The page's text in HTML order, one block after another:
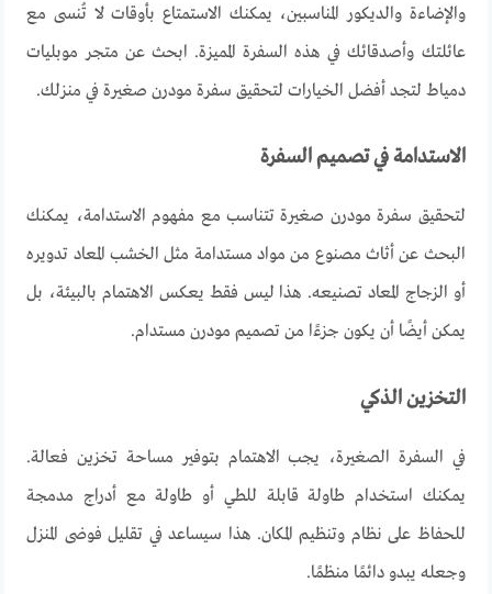
والإضاءة والديكور المناسبين، يمكنك الاستمتاع بأوقات لا تُنسى مع
عائلتك وأصدقائك في هذه السفرة المميزة. ابحث عن متجر موبليات
دمياط لتجد أفضل الخيارات لتحقيق سفرة مودرن صغيرة في منزلك.
الاستدامة في تصميم السفرة
لتحقيق سفرة مودرن صغيرة تتناسب مع مفهوم الاستدامة، يمكنك
البحث عن أثاث مصنوع من مواد مستدامة مثل الخشب المعاد تدويره
أو الزجاج المعاد تصنيعه. هذا ليس فقط يعكس الاهتمام بالبيئة، بل
يمكن أيضًا أن يكون جزءًا من تصميم مودرن مستدام.
التخزين الذكي
في السفرة الصغيرة، يجب الاهتمام بتوفير مساحة تخزين فعالة.
يمكنك استخدام طاولة قابلة للطي أو طاولة مع أدراج مدمجة
للحفاظ على نظام وتنظيم المكان. هذا سيساعد في تقليل فوضى المنزل
وجعله يبدو دائمًا منظمًا.